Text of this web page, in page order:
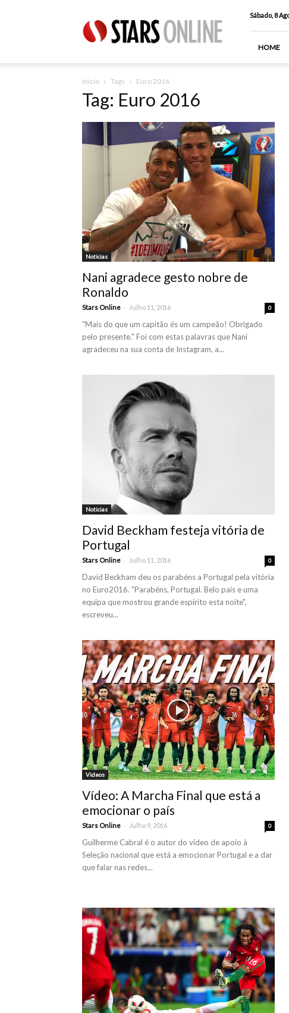
Online
Sábado, 8
HOME
Inicio Tags Euro 2016
Tag: Euro 2016
Noticias
Nani agradece gesto nobre de
Ronaldo
Stars Online - Julho 11, 2016 0
"Mais do que um capitão és um campeão! Obrigado
pelo presente." Foi com estas palavras que Nani
agradeceu na sua conta de Instagram, a...
Noticias
David Beckham festeja vitória de
Portugal
Stars Online - Julho 11, 2016 0
David Beckham deu os parabéns a Portugal pela vitória
no Euro2016. "Parabéns, Portugal. Belo país e uma
equipa que mostrou grande espírito esta noite",
escreveu...
Videos
Vídeo: A Marcha Final que está a
emocionar o país
Stars Online - Julho 9, 2016 0
Guilherme Cabral é o autor do vídeo de apoio à
Seleção nacional que está a emocionar Portugal e a dar
que falar nas redes...